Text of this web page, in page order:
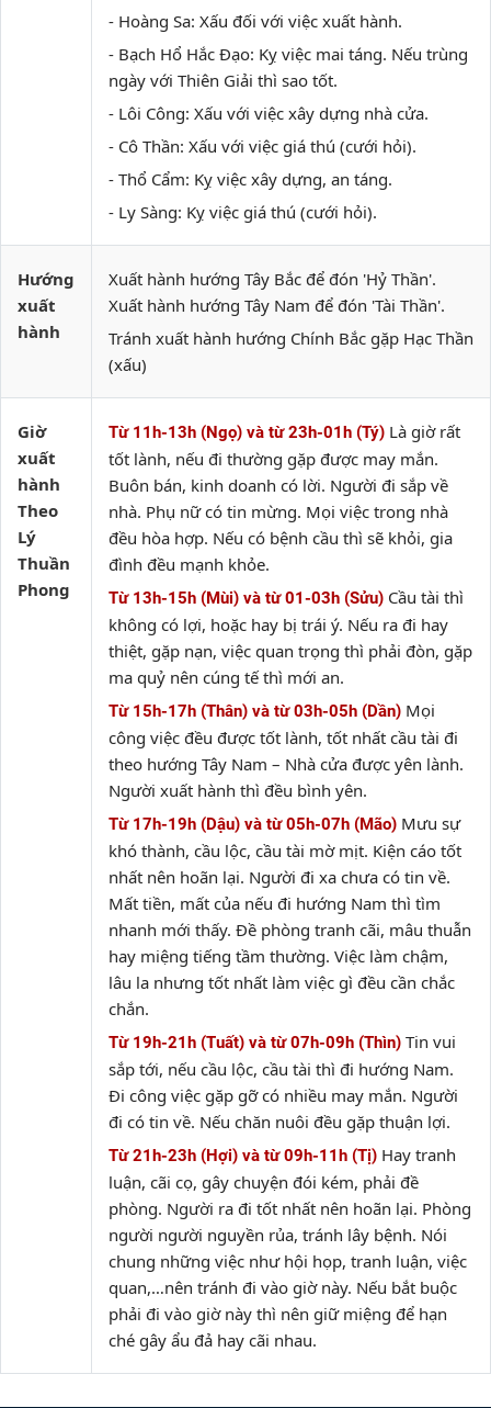
- Hoàng Sa: Xấu đối với việc xuất hành.
- Bạch Hổ Hắc Đạo: Kỵ việc mai táng. Nếu trùng
ngày với Thiên Giải thì sao tốt.
- Lôi Công: Xấu với việc xây dựng nhà cửa.
- Cô Thần: Xấu với việc giá thú (cưới hỏi).
- Thổ Cẩm: Kỵ việc xây dựng, an táng.
- Ly Sàng: Kỵ việc giá thú (cưới hỏi).
Hướng
xuất
hành
Xuất hành hướng Tây Bắc để đón 'Hỷ Thần'.
Xuất hành hướng Tây Nam để đón 'Tài Thần'.
Tránh xuất hành hướng Chính Bắc gặp Hạc Thần
(xấu)
Giờ
xuất
hành
Theo
Lý
Thuần
Phong
Từ 11h-13h (Ngọ) và từ 23h-01h (Tý) Là giờ rất
tốt lành, nếu đi thường gặp được may mắn.
Buôn bán, kinh doanh có lời. Người đi sắp về
nhà. Phụ nữ có tin mừng. Mọi việc trong nhà
đều hòa hợp. Nếu có bệnh cầu thì sẽ khỏi, gia
đình đều mạnh khỏe.
Từ 13h-15h (Mùi) và từ 01-03h (Sửu) Cầu tài thì
không có lợi, hoặc hay bị trái ý. Nếu ra đi hay
thiệt, gặp nạn, việc quan trọng thì phải đòn, gặp
ma quỷ nên cúng tế thì mới an.
Từ 15h-17h (Thân) và từ 03h-05h (Dần) Mọi
công việc đều được tốt lành, tốt nhất cầu tài đi
theo hướng Tây Nam – Nhà cửa được yên lành.
Người xuất hành thì đều bình yên.
Từ 17h-19h (Dậu) và từ 05h-07h (Mão) Mưu sự
khó thành, cầu lộc, cầu tài mờ mịt. Kiện cáo tốt
nhất nên hoãn lại. Người đi xa chưa có tin về.
Mất tiền, mất của nếu đi hướng Nam thì tìm
nhanh mới thấy. Đề phòng tranh cãi, mâu thuẫn
hay miệng tiếng tầm thường. Việc làm chậm,
lâu la nhưng tốt nhất làm việc gì đều cần chắc
chắn.
Từ 19h-21h (Tuất) và từ 07h-09h (Thìn) Tin vui
sắp tới, nếu cầu lộc, cầu tài thì đi hướng Nam.
Đi công việc gặp gỡ có nhiều may mắn. Người
đi có tin về. Nếu chăn nuôi đều gặp thuận lợi.
Từ 21h-23h (Hợi) và từ 09h-11h (Tị) Hay tranh
luận, cãi cọ, gây chuyện đói kém, phải đề
phòng. Người ra đi tốt nhất nên hoãn lại. Phòng
người người nguyền rủa, tránh lây bệnh. Nói
chung những việc như hội họp, tranh luận, việc
quan,…nên tránh đi vào giờ này. Nếu bắt buộc
phải đi vào giờ này thì nên giữ miệng để hạn
ché gây ẩu đả hay cãi nhau.